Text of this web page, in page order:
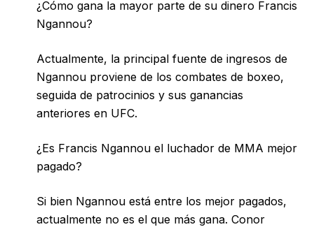
¿Cómo gana la mayor parte de su dinero Francis
Ngannou?
Actualmente, la principal fuente de ingresos de
Ngannou proviene de los combates de boxeo,
seguida de patrocinios y sus ganancias
anteriores en UFC.
¿Es Francis Ngannou el luchador de MMA mejor
pagado?
Si bien Ngannou está entre los mejor pagados,
actualmente no es el que más gana. Conor